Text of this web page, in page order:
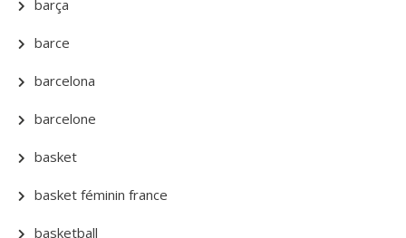
barça
barce
barcelona
barcelone
basket
basket féminin france
basketball